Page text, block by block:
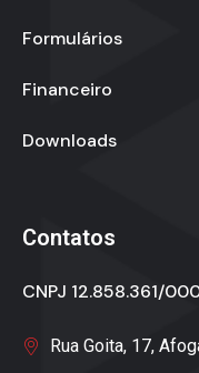
Formulários
Financeiro
Downloads
Contatos
CNPJ 12.858.361/
Rua Goita, 17,